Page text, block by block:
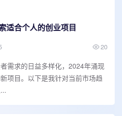
适合个人的创业项目
20
需求的日益多样化，2024年涌现
项目。以下是我针对当前市场趋